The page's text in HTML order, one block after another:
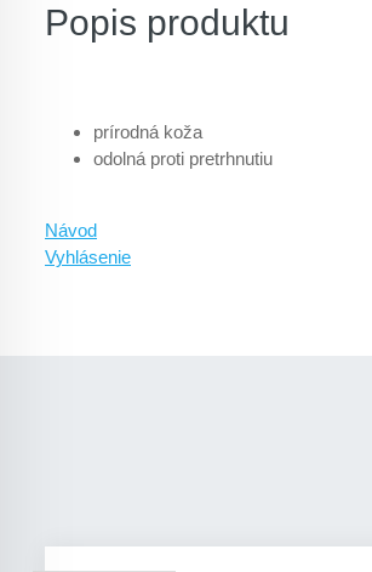
Popis produktu
prírodná koža
odolná proti pretrhnutiu
Návod
Vyhlásenie